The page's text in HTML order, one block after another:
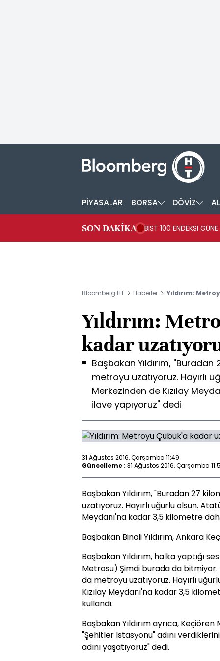
PİYASALAR BORSA DÖVİZ
SON DAKİKA BIST 100 ENDEKSİ
Bloomberg HT Haberler Yıldırım:
Yıldırım:
kadar
Başbakan Yıldırım,
metroyu uzatıyoruz. Hayırlı
Merkezinden de Kızılay
ilave yapıyoruz" dedi
31 Ağustos 2016, Çarşamba 11:49
Güncelleme : 31 Ağustos 2016, Çarşamba
Başbakan Yıldırım, "Buradan 27
uzatıyoruz. Hayırlı uğurlu olsun.
Meydanı'na kadar 3,5 kilometre
Başbakan Binali Yıldırım, Ankara
Başbakan Yıldırım, halka yaptığı
Metrosu) Şimdi burada da
da metroyu uzatıyoruz. Hayırlı
Kızılay Meydanı'na kadar 3,5
kullandı.
Başbakan Yıldırım ayrıca,
"Şehitler İstasyonu" adını
adını yaşatıyoruz" dedi.